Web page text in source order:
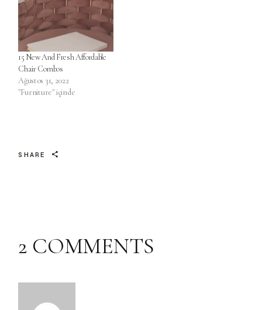
15 New And Fresh Affordable
Chair Combos
Ağustos 31, 2022
"Furniture" içinde
SHARE
2 COMMENTS